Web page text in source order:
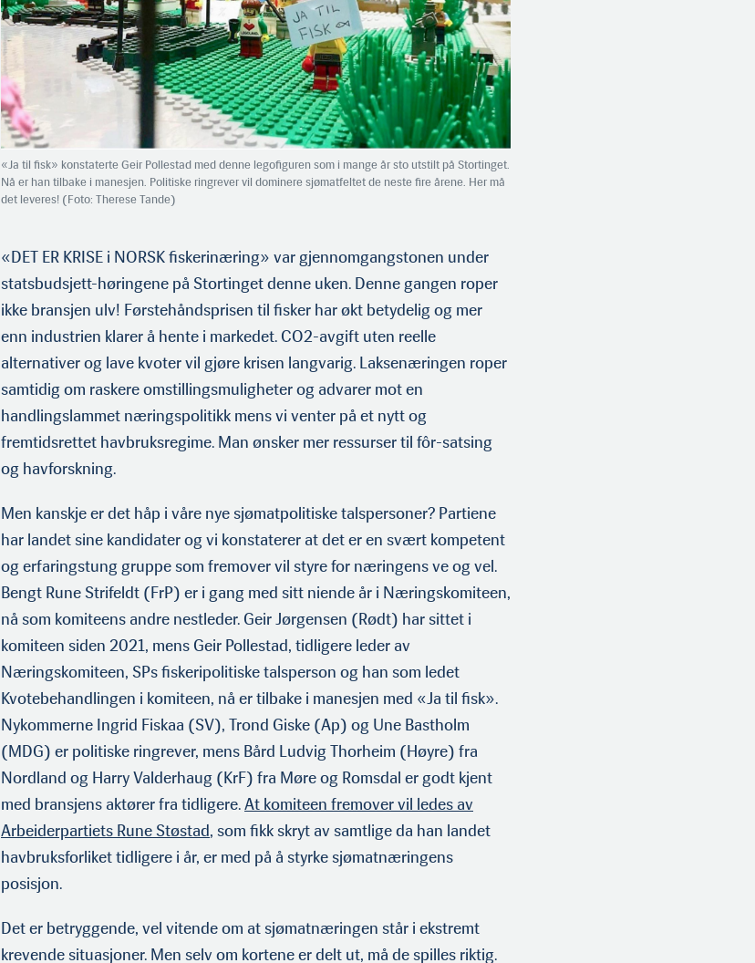
«Ja til fisk» konstaterte Geir Pollestad med denne legofiguren som i mange år sto utstilt på Stortinget.
Nå er han tilbake i manesjen. Politiske ringrever vil dominere sjømatfeltet de neste fire årene. Her må
det leveres! (Foto: Therese Tande)
«DET ER KRISE i NORSK fiskerinæring» var gjennomgangstonen under
statsbudsjett-høringene på Stortinget denne uken. Denne gangen roper
ikke bransjen ulv! Førstehåndsprisen til fisker har økt betydelig og mer
enn industrien klarer å hente i markedet. CO2-avgift uten reelle
alternativer og lave kvoter vil gjøre krisen langvarig. Laksenæringen roper
samtidig om raskere omstillingsmuligheter og advarer mot en
handlingslammet næringspolitikk mens vi venter på et nytt og
fremtidsrettet havbruksregime. Man ønsker mer ressurser til fôr-satsing
og havforskning.
Men kanskje er det håp i våre nye sjømatpolitiske talspersoner? Partiene
har landet sine kandidater og vi konstaterer at det er en svært kompetent
og erfaringstung gruppe som fremover vil styre for næringens ve og vel.
Bengt Rune Strifeldt (FrP) er i gang med sitt niende år i Næringskomiteen,
nå som komiteens andre nestleder. Geir Jørgensen (Rødt) har sittet i
komiteen siden 2021, mens Geir Pollestad, tidligere leder av
Næringskomiteen, SPs fiskeripolitiske talsperson og han som ledet
Kvotebehandlingen i komiteen, nå er tilbake i manesjen med «Ja til fisk».
Nykommerne Ingrid Fiskaa (SV), Trond Giske (Ap) og Une Bastholm
(MDG) er politiske ringrever, mens Bård Ludvig Thorheim (Høyre) fra
Nordland og Harry Valderhaug (KrF) fra Møre og Romsdal er godt kjent
med bransjens aktører fra tidligere.At komiteen fremover vil ledes av
Arbeiderpartiets Rune Støstad, som fikk skryt av samtlige da han landet
havbruksforliket tidligere i år, er med på å styrke sjømatnæringens
posisjon.
Det er betryggende, vel vitende om at sjømatnæringen står i ekstremt
krevende situasjoner. Men selv om kortene er delt ut, må de spilles riktig.